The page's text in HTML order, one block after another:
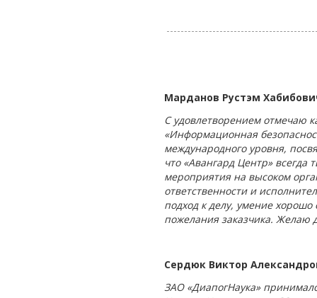
Марданов Рустэм
С удовлетворением отмечаю
«Информационная
международного уровня,
что «Авангард Центр»
мероприятия на высоком
ответственности и
подход к делу, умение
пожелания заказчика. Желаю
Сердюк Виктор
ЗАО «ДиапогНаука»